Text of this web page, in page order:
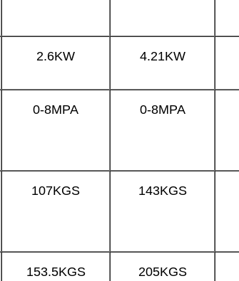
2.6KW 4.21KW
0-8MPA 0-8MPA
107KGS 143KGS
153.5KGS 205KGS